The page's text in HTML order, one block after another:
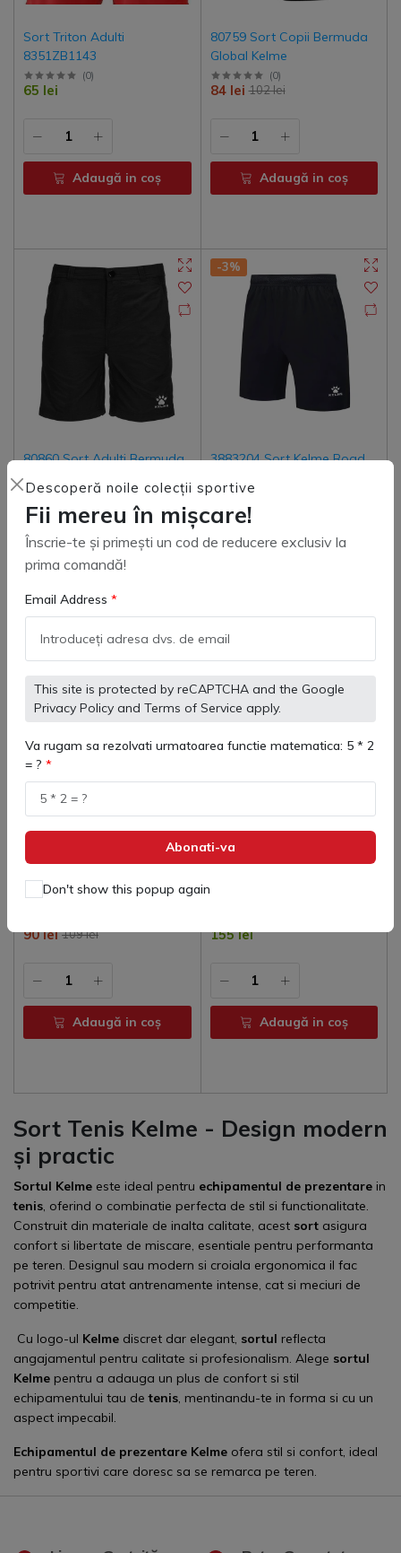
Descoperă noile colecții sportive
Fii mereu în mișcare!
Înscrie-te și primești un cod de reducere exclusiv la
prima comandă!
Email Address
This site is protected by reCAPTCHA and the Google
Privacy Policy and Terms of Service apply.
Va rugam sa rezolvati urmatoarea functie matematica: 5 * 2
= ?
Abonati-va
Don't show this popup again
Sort Triton Adulti
8351ZB1143
(0)
65 lei
Adaugă in coş
80759 Sort Copii Bermuda
Global Kelme
(0)
102 lei
84 lei
Adaugă in coş
80860 Sort Adulti Bermuda
163 lei
Adaugă in coş
-3%
3883204 Sort Kelme Road
150 lei
-17%
80759 Sort Adulti Global
Kelme
109 lei
90 lei
Adaugă in coş
155 lei
Adaugă in coş
Sort Tenis Kelme - Design modern
și practic
Sortul Kelme este ideal pentru echipamentul de prezentare in
tenis, oferind o combinatie perfecta de stil si functionalitate.
Construit din materiale de inalta calitate, acest sort asigura
confort si libertate de miscare, esentiale pentru performanta
pe teren. Designul sau modern si croiala ergonomica il fac
potrivit pentru atat antrenamente intense, cat si meciuri de
competitie.
Cu logo-ul Kelme discret dar elegant, sortul reflecta
angajamentul pentru calitate si profesionalism. Alege sortul
Kelme pentru a adauga un plus de confort si stil
echipamentului tau detenis, mentinandu-te in forma si cu un
aspect impecabil.
Echipamentul de prezentare Kelme ofera stil si confort, ideal
pentru sportivi care doresc sa se remarca pe teren.